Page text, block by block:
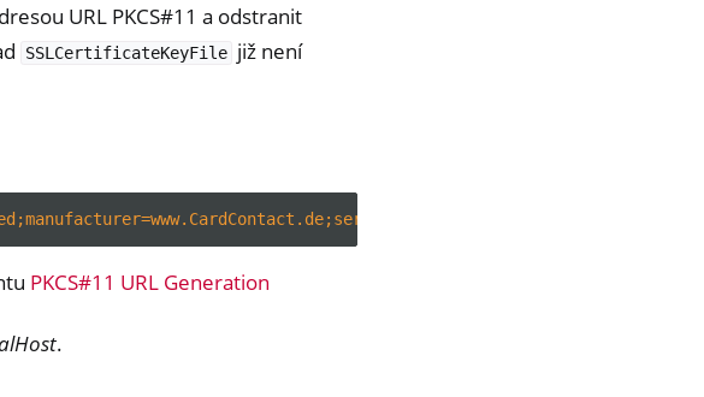
URL PKCS#11 a odstranit
SSLCertificateKeyFile již není
PKCS#11 URL Generation
.